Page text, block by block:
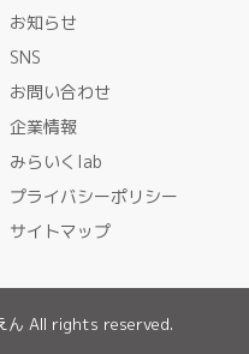
お知らせ
SNS
お問い合わせ
企業情報
みらいくlab
プライバシーポリシー
サイトマップ
ん All rights reserved.